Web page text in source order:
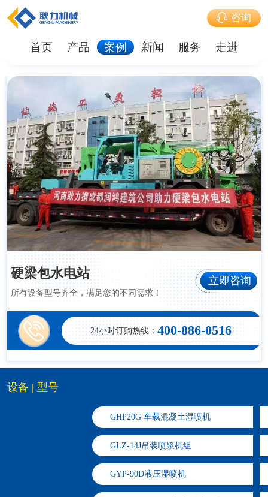
咨询
首页 产品 案例 新闻 服务 走进
硬梁包水电站
所有设备型号齐全，满足您的不同需求！
立即咨询
24小时订购热线：400-886-0516
设备 | 型号
GHP20G 车载混凝土湿喷机
GLZ-14J吊装喷浆机组
GYP-90D液压湿喷机